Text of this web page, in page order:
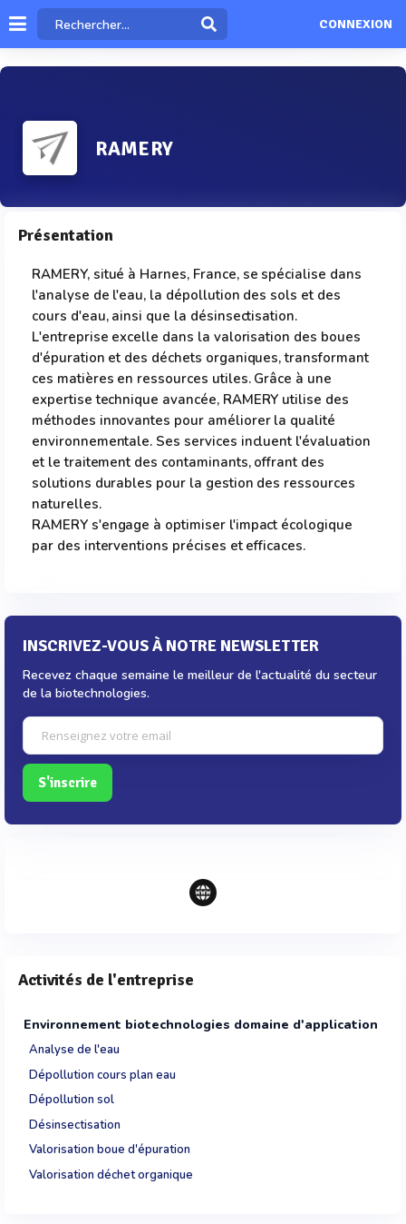
CONNEXION
RAMERY
Présentation
RAMERY, situé à Harnes, France, se spécialise dans
l'analyse de l'eau, la dépollution des sols et des
cours d'eau, ainsi que la désinsectisation.
L'entreprise excelle dans la valorisation des boues
d'épuration et des déchets organiques, transformant
ces matières en ressources utiles. Grâce à une
expertise technique avancée, RAMERY utilise des
méthodes innovantes pour améliorer la qualité
environnementale. Ses services incluent l'évaluation
et le traitement des contaminants, offrant des
solutions durables pour la gestion des ressources
naturelles.
RAMERY s'engage à optimiser l'impact écologique
par des interventions précises et efficaces.
INSCRIVEZ-VOUS À NOTRE NEWSLETTER
Recevez chaque semaine le meilleur de l'actualité du secteur
de la biotechnologies.
S'inscrire
Activités de l'entreprise
Environnement biotechnologies domaine d'application
Analyse de l'eau
Dépollution cours plan eau
Dépollution sol
Désinsectisation
Valorisation boue d'épuration
Valorisation déchet organique